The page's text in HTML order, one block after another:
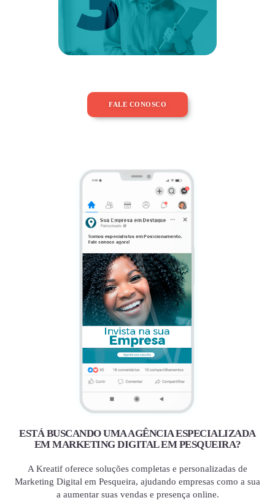
FALE CONOSCO
ESTÁ BUSCANDO UMA AGÊNCIA ESPECIALIZADA
EM MARKETING DIGITAL EM PESQUEIRA?
A Kreatif oferece soluções completas e personalizadas de
Marketing Digital em Pesqueira, ajudando empresas como a sua
a aumentar suas vendas e presença online.